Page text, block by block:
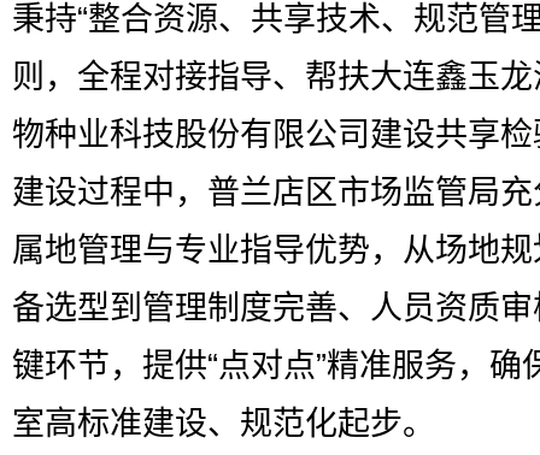
秉持“整合资源、共享技术、规范管
则，全程对接指导、帮扶大连鑫玉
物种业科技股份有限公司建设共享
建设过程中，普兰店区市场监管局
属地管理与专业指导优势，从场地
备选型到管理制度完善、人员资质
键环节，提供“点对点”精准服务，确
室高标准建设、规范化起步。